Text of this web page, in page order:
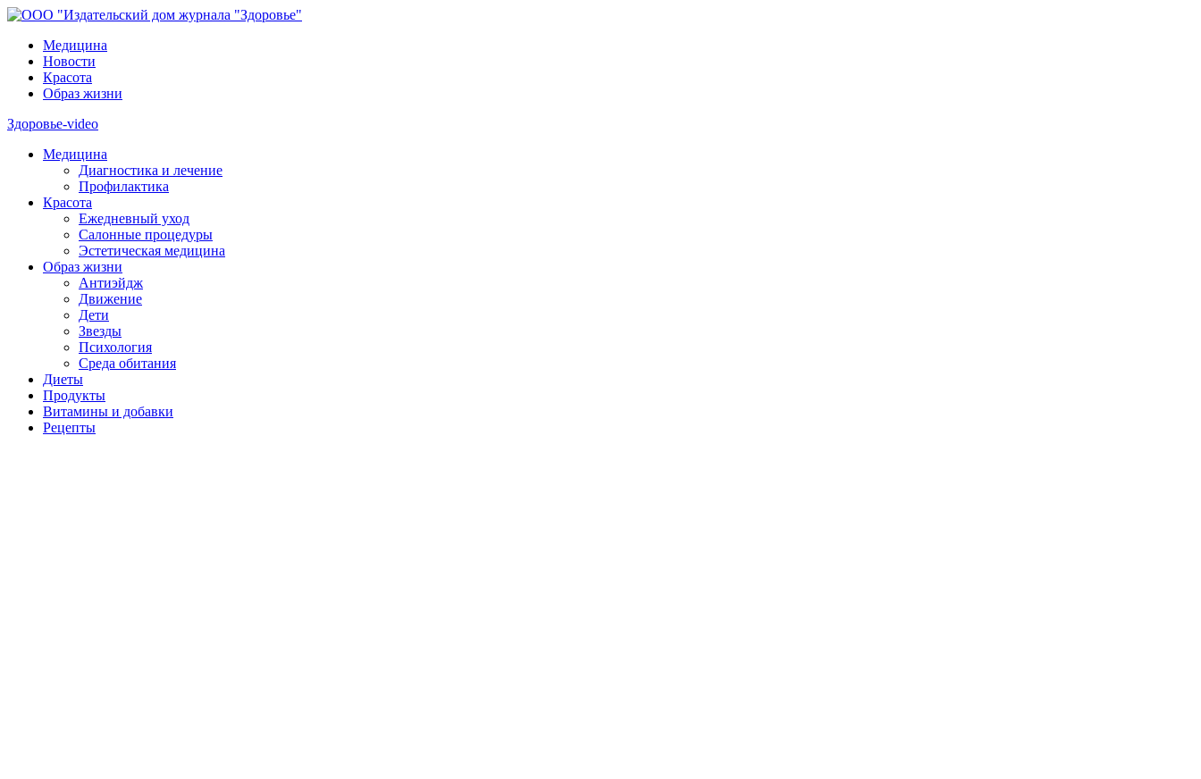
Медицина
Новости
Красота
Образ жизни
Здоровье-video
Медицина
Диагностика и лечение
Профилактика
Красота
Ежедневный уход
Салонные процедуры
Эстетическая медицина
Образ жизни
Антиэйдж
Движение
Дети
Звезды
Психология
Среда обитания
Диеты
Продукты
Витамины и добавки
Рецепты